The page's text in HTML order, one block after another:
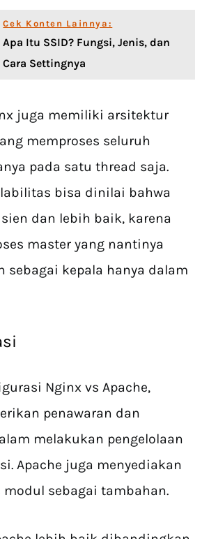
Cek Konten Lainnya:
Apa Itu SSID? Fungsi, Jenis, dan
Cara Settingnya
juga memiliki arsitektur
memproses seluruh
pada satu thread saja.
bisa dinilai bahwa
dan lebih baik, karena
master yang nantinya
sebagai kepala hanya dalam
Nginx vs Apache,
penawaran dan
melakukan pengelolaan
Apache juga menyediakan
sebagai tambahan.